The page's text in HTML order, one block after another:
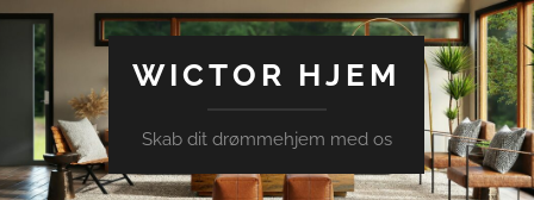
WICTOR HJEM
Skab dit drømmehjem med os